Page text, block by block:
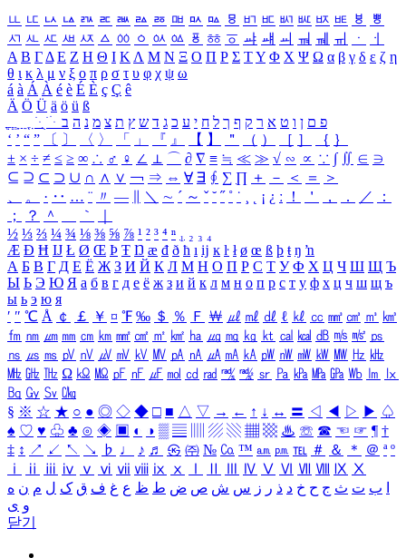
ㅥ ㅦ ㅧ ㅨ ㅩ ㅪ ㅫ ㅬ ㅭ ㅮ ㅯ ㅰ ㅱ ㅲ ㅳ ㅴ ㅵ ㅶ ㅷ ㅸ
ㅹ
ㅺ ㅻ ㅼ ㅽ ㅾ ㅿ ㆀ ㆁ ㆂ ㆃ ㆄ ㆅ ㆆ ㆇ ㆈ ㆉ ㆊ ㆋ ㆌ ㆍ
ㆎ
Α Β ΓΔ Ε Ζ Η Θ Ι ΚΛ Μ Ν Ξ Ο Π Ρ Σ ΤΥ Φ Χ Ψ Ω α β γ δ ε ζ η
θ ι κ λ μ ν ξ ο π ρ σ τ υ φ χ ψ ω
á à Á À é è É È ç Ç ê
Ä Ö Ü ä ö ü ß
ִֶֹ ֻּ ׁׂ פ ם ן ו ט א ר ק ף ך ל ח י ע כ ג ד ש ץ ת צ מ נ ה ב
‘ ’ “ ” 〔 〕 〈 〉 「 」 『 』 【 】 ＂ （ ） ［ ］ ｛ ｝
± × ÷ ≠ ≤ ≥ ∞ ∴ ♂ ♀ ∠ ⊥ ⌒ ∂ ∇ ≡ ≒ ≪ ≫ √ ∽ ∝ ∵ ∫ ∬ ∈ ∋
⊆ ⊇ ⊂ ⊃ ∪ ∩ ∧ ∨ ￢ ⇒ ⇔ ∀ ∃ ∮ ∑ ∏ ＋ － ＜ ＝
＞
、
。 · ‥ … ¨ 〃 ― ＼ ∼ ´ ～ ˇ ˘ ˝ ˚ ˙ ¸ ¡ ¿ ː ！ ＇ ， ． ／
：
；
？ ＾ ｀
½ ⅓ ⅔ ¼ ¾ ⅛ ⅜ ⅝ ⅞ ¹ ² ³ ⁴ ⁿ ₁ ₂ ₃ ₄
Æ Ð Ħ Ĳ Ł Ø Œ Þ Ŧ Ŋ æ đ ð ħ ı ĳ ĸ ŀ ł ø œ ß þ ŧ ŋ ŉ
А Б В Г Д Е Ё Ж З И Й К Л М Н О П Р С Т У Ф Х Ц Ч Ш Щ Ъ
Ы Ь Э Ю Я а б в г д е ё ж з и й к л м н о п р с т у ф х ц ч ш щ ъ
ы ь э ю я
′ ″ ℃ Å ￠ ￡ ￥ ¤ ℉ ‰ ＄ ％ Ｆ ￦ ㎕ ㎖ ㎗ ℓ ㎘ ㏄ ㎣ ㎤ ㎥ ㎦
㎙ ㎚ ㎛ ㎜ ㎝ ㎞ ㎟ ㎠ ㎡ ㎢ ㏊ ㎍ ㎎ ㎏ ㏏ ㎈ ㎉ ㏈ ㎧ ㎨ ㎰
㎱ ㎲ ㎳ ㎴ ㎵ ㎶ ㎷ ㎸ ㎹ ㎀ ㎁ ㎂ ㎃ ㎄ ㎺ ㎻ ㎽ ㎾ ㎿ ㎐ ㎑
㎒ ㎓ ㎔ Ω ㏀ ㏁ ㎊ ㎋ ㎌ ㏖ ㏅ ㎭ ㎮ ㎯ ㏛ ㎩ ㎪ ㎫ ㎬ ㏝ ㏐
㏓
㏃ ㏉ ㏜ ㏆
§ ※ ☆ ★ ○ ● ◎ ◇ ◆ □ ■ △ ▽ → ← ↑ ↓ ↔ 〓 ◁ ◀ ▷ ▶ ♤
♠ ♡ ♥ ♧ ♣ ⊙ ◈ ▣ ◐ ◑ ▒ ▤ ▨ ▧ ▦ ▩ ♨ ☏ ☎ ☜ ☞ ¶ †
‡ ↕ ↗ ↙ ↖ ↘ ♭ ♩ ♪ ♬ ㉿ ㈜ № ㏇ ™ ㏂ ㏘ ℡ ＃ ＆ ＊ ＠ ª º
ⅰ
ⅱ ⅲ ⅳ ⅴ ⅵ ⅶ ⅷ ⅸ ⅹ Ⅳ Ⅴ Ⅵ Ⅶ Ⅷ Ⅸ Ⅹ
ب ت ث ج ح خ د ذ ر ز س ش ص ض ط ظ ع غ ف ق ک ل م ن ه
و ی
닫기